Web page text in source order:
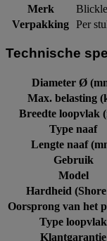
Merk
Blickle
Verpakking Per
Technische
Diameter Ø
Max. belasting
Breedte loopvlak
Type naaf
Lengte naaf
Gebruik
Model
Hardheid
Oorsprong van het
Type loopvlak
Klantgarantie